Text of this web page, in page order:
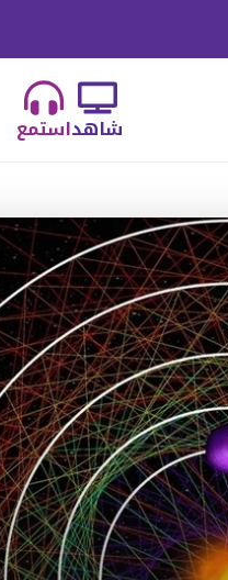
استمعشاهد